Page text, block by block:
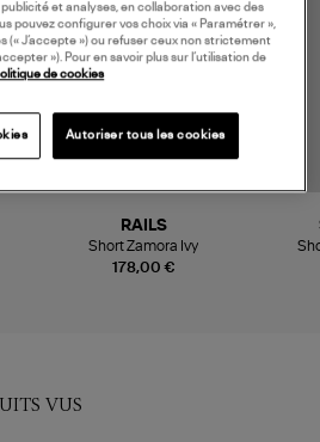
178,00 €
RAILS
Short Zamora Ivy
VUS
et analyses, en collaboration avec des
pouvez configurer vos choix via « Paramétrer »,
(« J’accepte ») ou refuser ceux non strictement
»). Pour en savoir plus sur l’utilisation de
de cookies
Autoriser tous les cookies